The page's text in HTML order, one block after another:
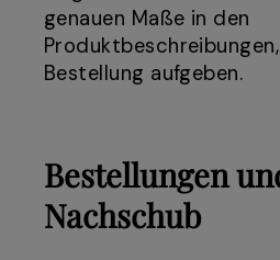
genauen Maße in den
Bestellung aufgeben.
Bestellungen
Nachschub